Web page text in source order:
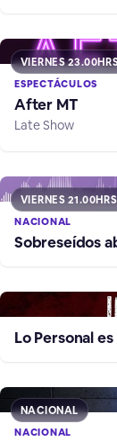
VIERNES
ESPECTÁCULOS
After MT
Late Show
VIERNES
NACIONAL
Sobreseídos
Lo Personal
NACIONAL
NACIONAL